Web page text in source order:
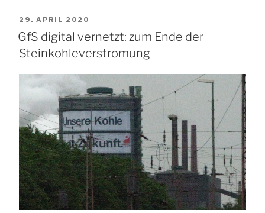
neuen
EFRE-
Just
Transition
Fund
und
REACT-
EU“
VERÖFFENTLICHT
AM
29. APRIL 2020
GfS digital vernetzt: zum Ende der
Steinkohleverstromung